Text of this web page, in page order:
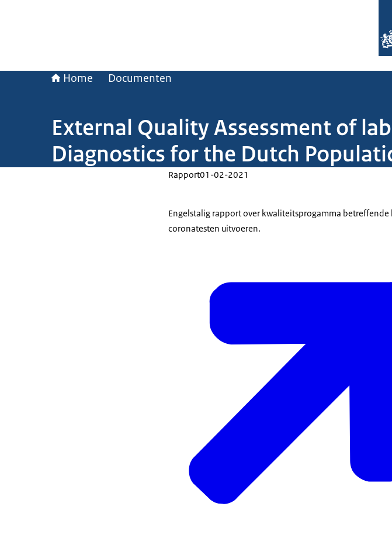
Home Documenten
External Quality Assessment of
Diagnostics for the Dutch
Rapport01-02-2021
Engelstalig rapport over kwaliteitsprogamma
coronatesten uitvoeren.